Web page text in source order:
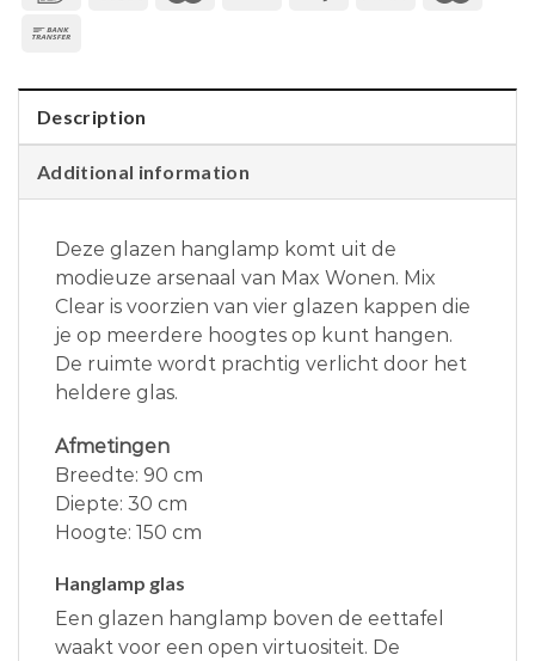
Description
Additional information
Deze glazen hanglamp komt uit de
modieuze arsenaal van Max Wonen. Mix
Clear is voorzien van vier glazen kappen die
je op meerdere hoogtes op kunt hangen.
De ruimte wordt prachtig verlicht door het
heldere glas.
Afmetingen
Breedte: 90 cm
Diepte: 30 cm
Hoogte: 150 cm
Hanglamp glas
Een glazen hanglamp boven de eettafel
waakt voor een open virtuositeit. De